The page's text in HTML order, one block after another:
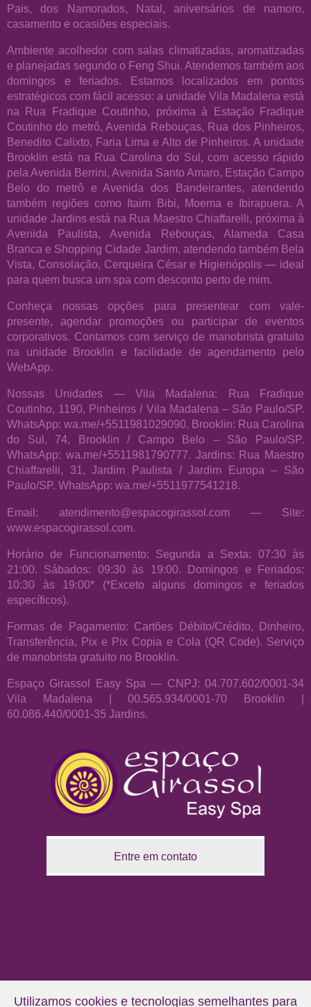
Pais, dos Namorados, Natal, aniversários de namoro,
casamento e ocasiões especiais.
Ambiente acolhedor com salas climatizadas, aromatizadas
e planejadas segundo o Feng Shui. Atendemos também aos
domingos e feriados. Estamos localizados em pontos
estratégicos com fácil acesso: a unidade Vila Madalena está
na Rua Fradique Coutinho, próxima à Estação Fradique
Coutinho do metrô, Avenida Rebouças, Rua dos Pinheiros,
Benedito Calixto, Faria Lima e Alto de Pinheiros. A unidade
Brooklin está na Rua Carolina do Sul, com acesso rápido
pela Avenida Berrini, Avenida Santo Amaro, Estação Campo
Belo do metrô e Avenida dos Bandeirantes, atendendo
também regiões como Itaim Bibi, Moema e Ibirapuera. A
unidade Jardins está na Rua Maestro Chiaffarelli, próxima à
Avenida Paulista, Avenida Rebouças, Alameda Casa
Branca e Shopping Cidade Jardim, atendendo também Bela
Vista, Consolação, Cerqueira César e Higienópolis — ideal
para quem busca um spa com desconto perto de mim.
Conheça nossas opções para presentear com vale-
presente, agendar promoções ou participar de eventos
corporativos. Contamos com serviço de manobrista gratuito
na unidade Brooklin e facilidade de agendamento pelo
WebApp.
Nossas Unidades — Vila Madalena: Rua Fradique
Coutinho, 1190, Pinheiros / Vila Madalena – São Paulo/SP.
WhatsApp: wa.me/+5511981029090. Brooklin: Rua Carolina
do Sul, 74, Brooklin / Campo Belo – São Paulo/SP.
WhatsApp: wa.me/+5511981790777. Jardins: Rua Maestro
Chiaffarelli, 31, Jardim Paulista / Jardim Europa – São
Paulo/SP. WhatsApp: wa.me/+5511977541218.
Email: atendimento@espacogirassol.com — Site:
www.espacogirassol.com.
Horário de Funcionamento: Segunda a Sexta: 07:30 às
21:00. Sábados: 09:30 às 19:00. Domingos e Feriados:
10:30 às 19:00* (*Exceto alguns domingos e feriados
específicos).
Formas de Pagamento: Cartões Débito/Crédito, Dinheiro,
Transferência, Pix e Pix Copia e Cola (QR Code). Serviço
de manobrista gratuito no Brooklin.
Espaço Girassol Easy Spa — CNPJ: 04.707.602/0001-34
Vila Madalena | 00.565.934/0001-70 Brooklin |
60.086.440/0001-35 Jardins.
Entre em contato
Utilizamos cookies e tecnologias semelhantes para